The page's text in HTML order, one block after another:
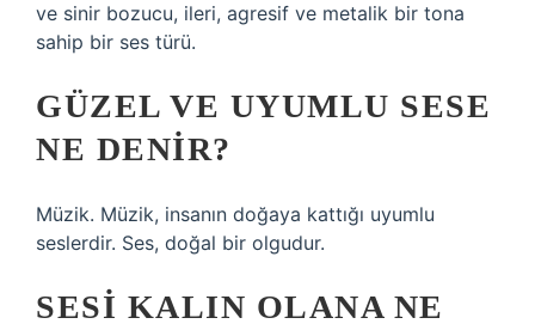
ve sinir bozucu, ileri, agresif ve metalik bir tona
sahip bir ses türü.
GÜZEL VE UYUMLU SESE
NE DENIR?
Müzik. Müzik, insanın doğaya kattığı uyumlu
seslerdir. Ses, doğal bir olgudur.
SESI KALIN OLANA NE